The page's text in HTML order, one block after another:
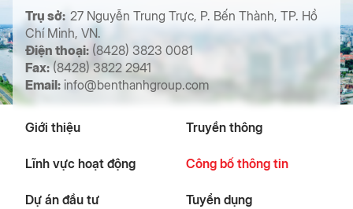
Trụ sở: 27 Nguyễn Trung Trực, P. Bến Thành, TP. Hồ
Chí Minh, VN.
Điện thoại: (8428) 3823 0081
Fax:(8428) 3822 2941
Email: info@benthanhgroup.com
Giới thiệu
Lĩnh vực hoạt động
Dự án đầu tư
Truyền thông
Công bố thông tin
Tuyển dụng